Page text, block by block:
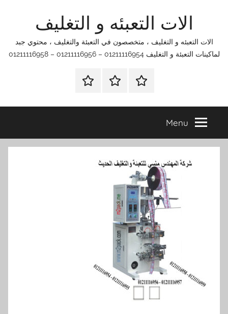
الات التعبئه و التغليف
الات التعبئه و التغليف ، متخصصون في التعبئة والتغليف ، محتوي جبد
لماكينات التعبئة و التغليف 01211116954 – 01211116956 – 01211116958
الرئيسيةاتصل
اتـصـل
في
التي
Menu